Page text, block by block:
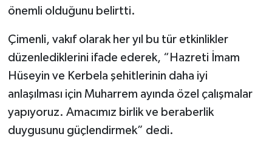
önemli olduğunu belirtti.
Çimenli, vakıf olarak her yıl bu tür etkinlikler
düzenlediklerini ifade ederek, “Hazreti İmam
Hüseyin ve Kerbela şehitlerinin daha iyi
anlaşılması için Muharrem ayında özel çalışmalar
yapıyoruz. Amacımız birlik ve beraberlik
duygusunu güçlendirmek” dedi.